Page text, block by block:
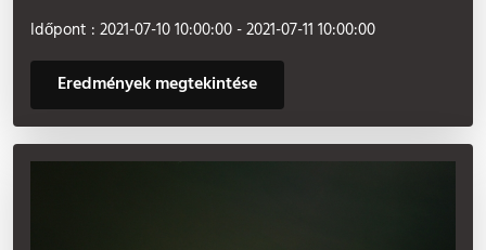
Időpont : 2021-07-10 10:00:00 - 2021-07-11 10:00:00
Eredmények megtekintése